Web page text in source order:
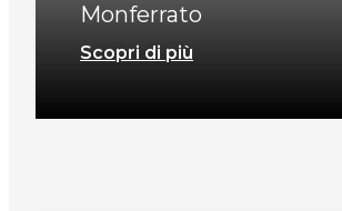
Monferrato
Scopri di più